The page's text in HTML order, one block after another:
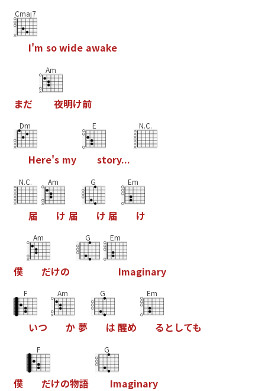
Cmaj7
I'm sowide awake
まだ
Am
夜明け前
Dm
Here's my
E
story...
N.C.
N.C.
届
Am
け 届
G
け 届
Em
け
僕
Am
だけの
G Em
Imaginary
F
いつ
Am
か 夢
G
は 醒め
Em
る と しても
僕
F
だけの物語
G
Imaginary